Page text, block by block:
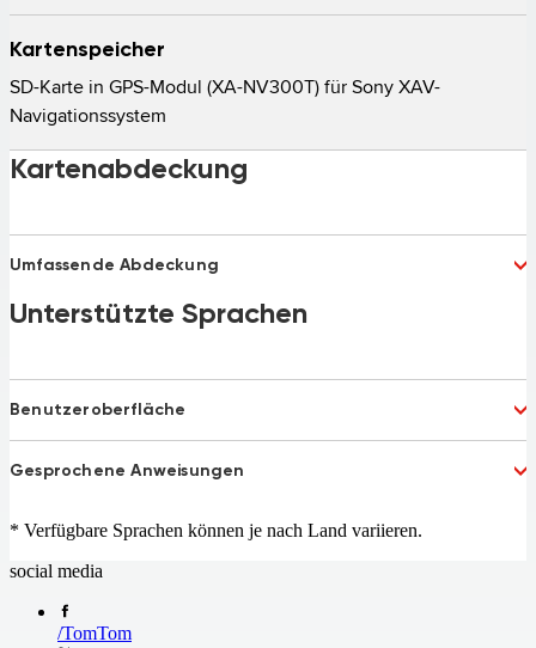
Kartenspeicher
SD-Karte in GPS-Modul (XA-NV300T) für Sony XAV-
Navigationssystem
Kartenabdeckung
Umfassende Abdeckung
Canada United States
Unterstützte Sprachen
Benutzeroberfläche
German
Spanish
UK English
Gesprochene Anweisungen
Australian English
Bulgarian
Catalan
Dutch
Finnish
* Verfügbare Sprachen können je nach Land variieren.
social media
/TomTom